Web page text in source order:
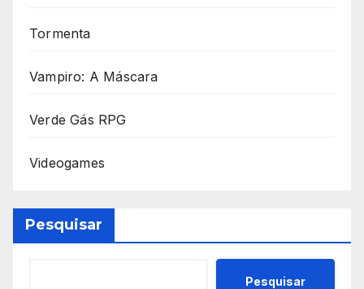
Tormenta
Vampiro: A Máscara
Verde Gás RPG
Videogames
Pesquisar
Pesquisar